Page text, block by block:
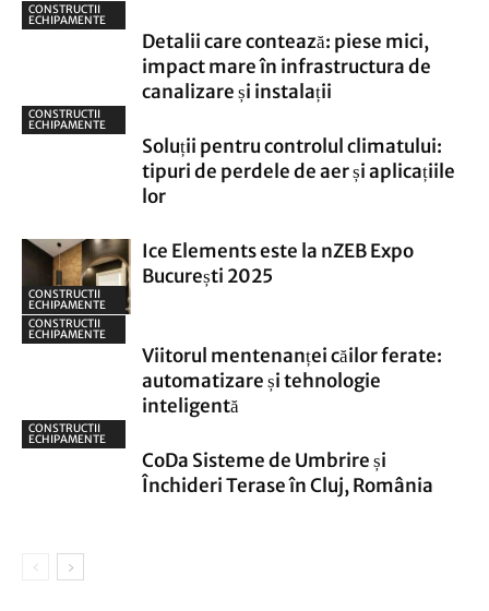
CONSTRUCTII
ECHIPAMENTE
Detalii care contează: piese mici,
impact mare în infrastructura de
canalizare și instalații
CONSTRUCTII
ECHIPAMENTE
Soluții pentru controlul climatului:
tipuri de perdele de aer și aplicațiile
lor
CONSTRUCTII
ECHIPAMENTE
Ice Elements este la nZEB Expo
București 2025
CONSTRUCTII
ECHIPAMENTE
Viitorul mentenanței căilor ferate:
automatizare și tehnologie
inteligentă
CONSTRUCTII
ECHIPAMENTE
CoDa Sisteme de Umbrire și
Închideri Terase în Cluj, România